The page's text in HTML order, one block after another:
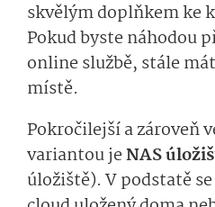
skvělým doplňkem ke
Pokud byste náhodou
online službě, stále
místě.
Pokročilejší a zároveň
variantou jeNAS
úložiště). V podstatě